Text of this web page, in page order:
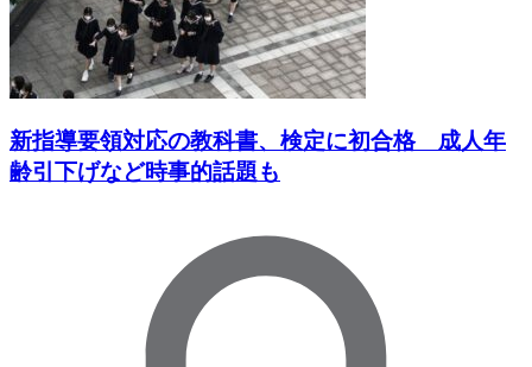
新指導要領対応の教科書、検定に初合格 成人年
齢引下げなど時事的話題も